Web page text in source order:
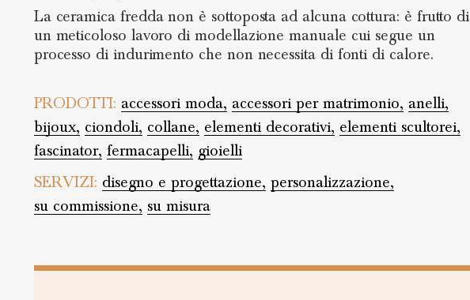
La ceramica fredda non è sottoposta ad alcuna cottura: è frutto di
un meticoloso lavoro di modellazione manuale cui segue un
processo di indurimento che non necessita di fonti di calore.
PRODOTTI: accessori moda, accessori per matrimonio, anelli,
bijoux, ciondoli, collane, elementi decorativi, elementi scultorei,
fascinator, fermacapelli, gioielli
SERVIZI: disegno e progettazione, personalizzazione,
su commissione, su misura